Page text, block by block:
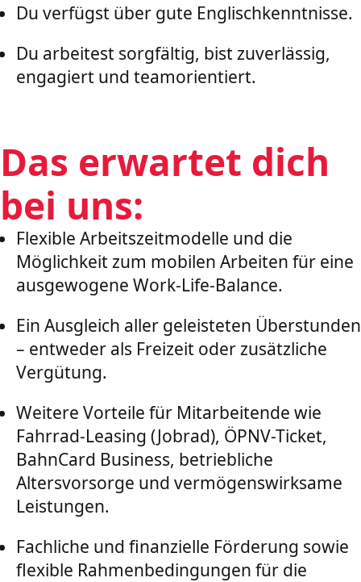
Du verfügst über gute Englischkenntnisse.
Du arbeitest sorgfältig, bist zuverlässig,
engagiert und teamorientiert.
Das erwartet dich
bei uns:
Flexible Arbeitszeitmodelle und die
Möglichkeit zum mobilen Arbeiten für eine
ausgewogene Work-Life-Balance.
Ein Ausgleich aller geleisteten Überstunden
– entweder als Freizeit oder zusätzliche
Vergütung.
Weitere Vorteile für Mitarbeitende wie
Fahrrad-Leasing (Jobrad), ÖPNV-Ticket,
BahnCard Business, betriebliche
Altersvorsorge und vermögenswirksame
Leistungen.
Fachliche und finanzielle Förderung sowie
flexible Rahmenbedingungen für die